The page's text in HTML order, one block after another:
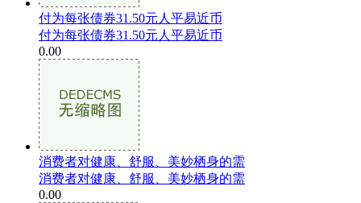
付为每张债券31.50元人平易近币
付为每张债券31.50元人平易近币
0.00
消费者对健康、舒服、美妙栖身的需
消费者对健康、舒服、美妙栖身的需
0.00